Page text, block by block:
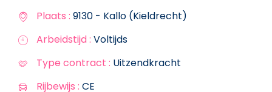
Plaats : 9130 - Kallo (Kieldrecht)
Arbeidstijd : Voltijds
Type contract : Uitzendkracht
Rijbewijs : CE